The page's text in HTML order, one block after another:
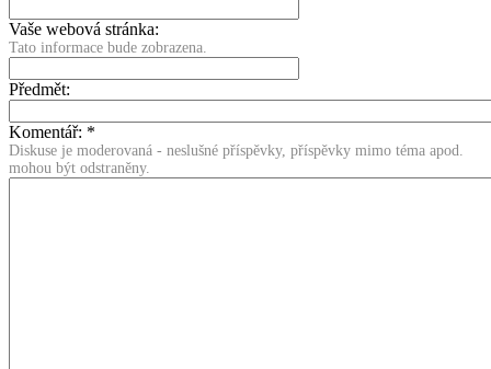
Vaše webová stránka:
Tato informace bude zobrazena.
Předmět:
Komentář: *
Diskuse je moderovaná - neslušné příspěvky, příspěvky mimo téma apod.
mohou být odstraněny.